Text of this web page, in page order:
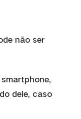
não ser
dele, caso